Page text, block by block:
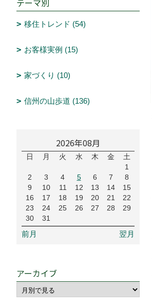
テーマ別
移住トレンド (54)
お客様実例 (15)
家づくり (10)
信州の山歩道 (136)
2026年08月
日 月 火 水 木 金
土
1
2
3 4 5 6 7
8
9
10 11 12 13 14
15
16
17 18 19 20 21
22
23
24 25 26 27 28
29
30
31
前月 翌月
アーカイブ